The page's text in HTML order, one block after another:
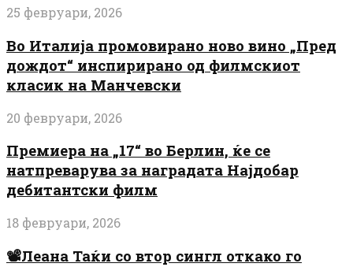
25 февруари, 2026
Во Италија промовирано ново вино „Пред
дождот“ инспирирано од филмскиот
класик на Манчевски
20 февруари, 2026
Премиера на „17“ во Берлин, ќе се
натпреварува за наградата Најдобар
дебитантски филм
18 февруари, 2026
📽️Леана Таќи со втор сингл откако го